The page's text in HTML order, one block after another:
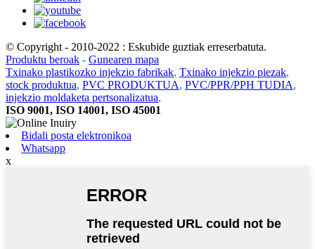
© Copyright - 2010-2022 : Eskubide guztiak erreserbatuta.
Produktu beroak - Gunearen mapa
Txinako plastikozko injekzio fabrikak, Txinako injekzio piezak,
stock produktua, PVC PRODUKTUA, PVC/PPR/PPH TUDIA,
injekzio moldaketa pertsonalizatua,
ISO 9001, ISO 14001, ISO 45001
Bidali posta elektronikoa
Whatsapp
x